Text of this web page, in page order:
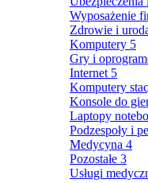
Wyposażenie
Zdrowie i
Komputery 5
Gry i
Internet 5
Komputery
Konsole do
Laptopy
Podzespoły i
Medycyna 4
Pozostałe 3
Usługi